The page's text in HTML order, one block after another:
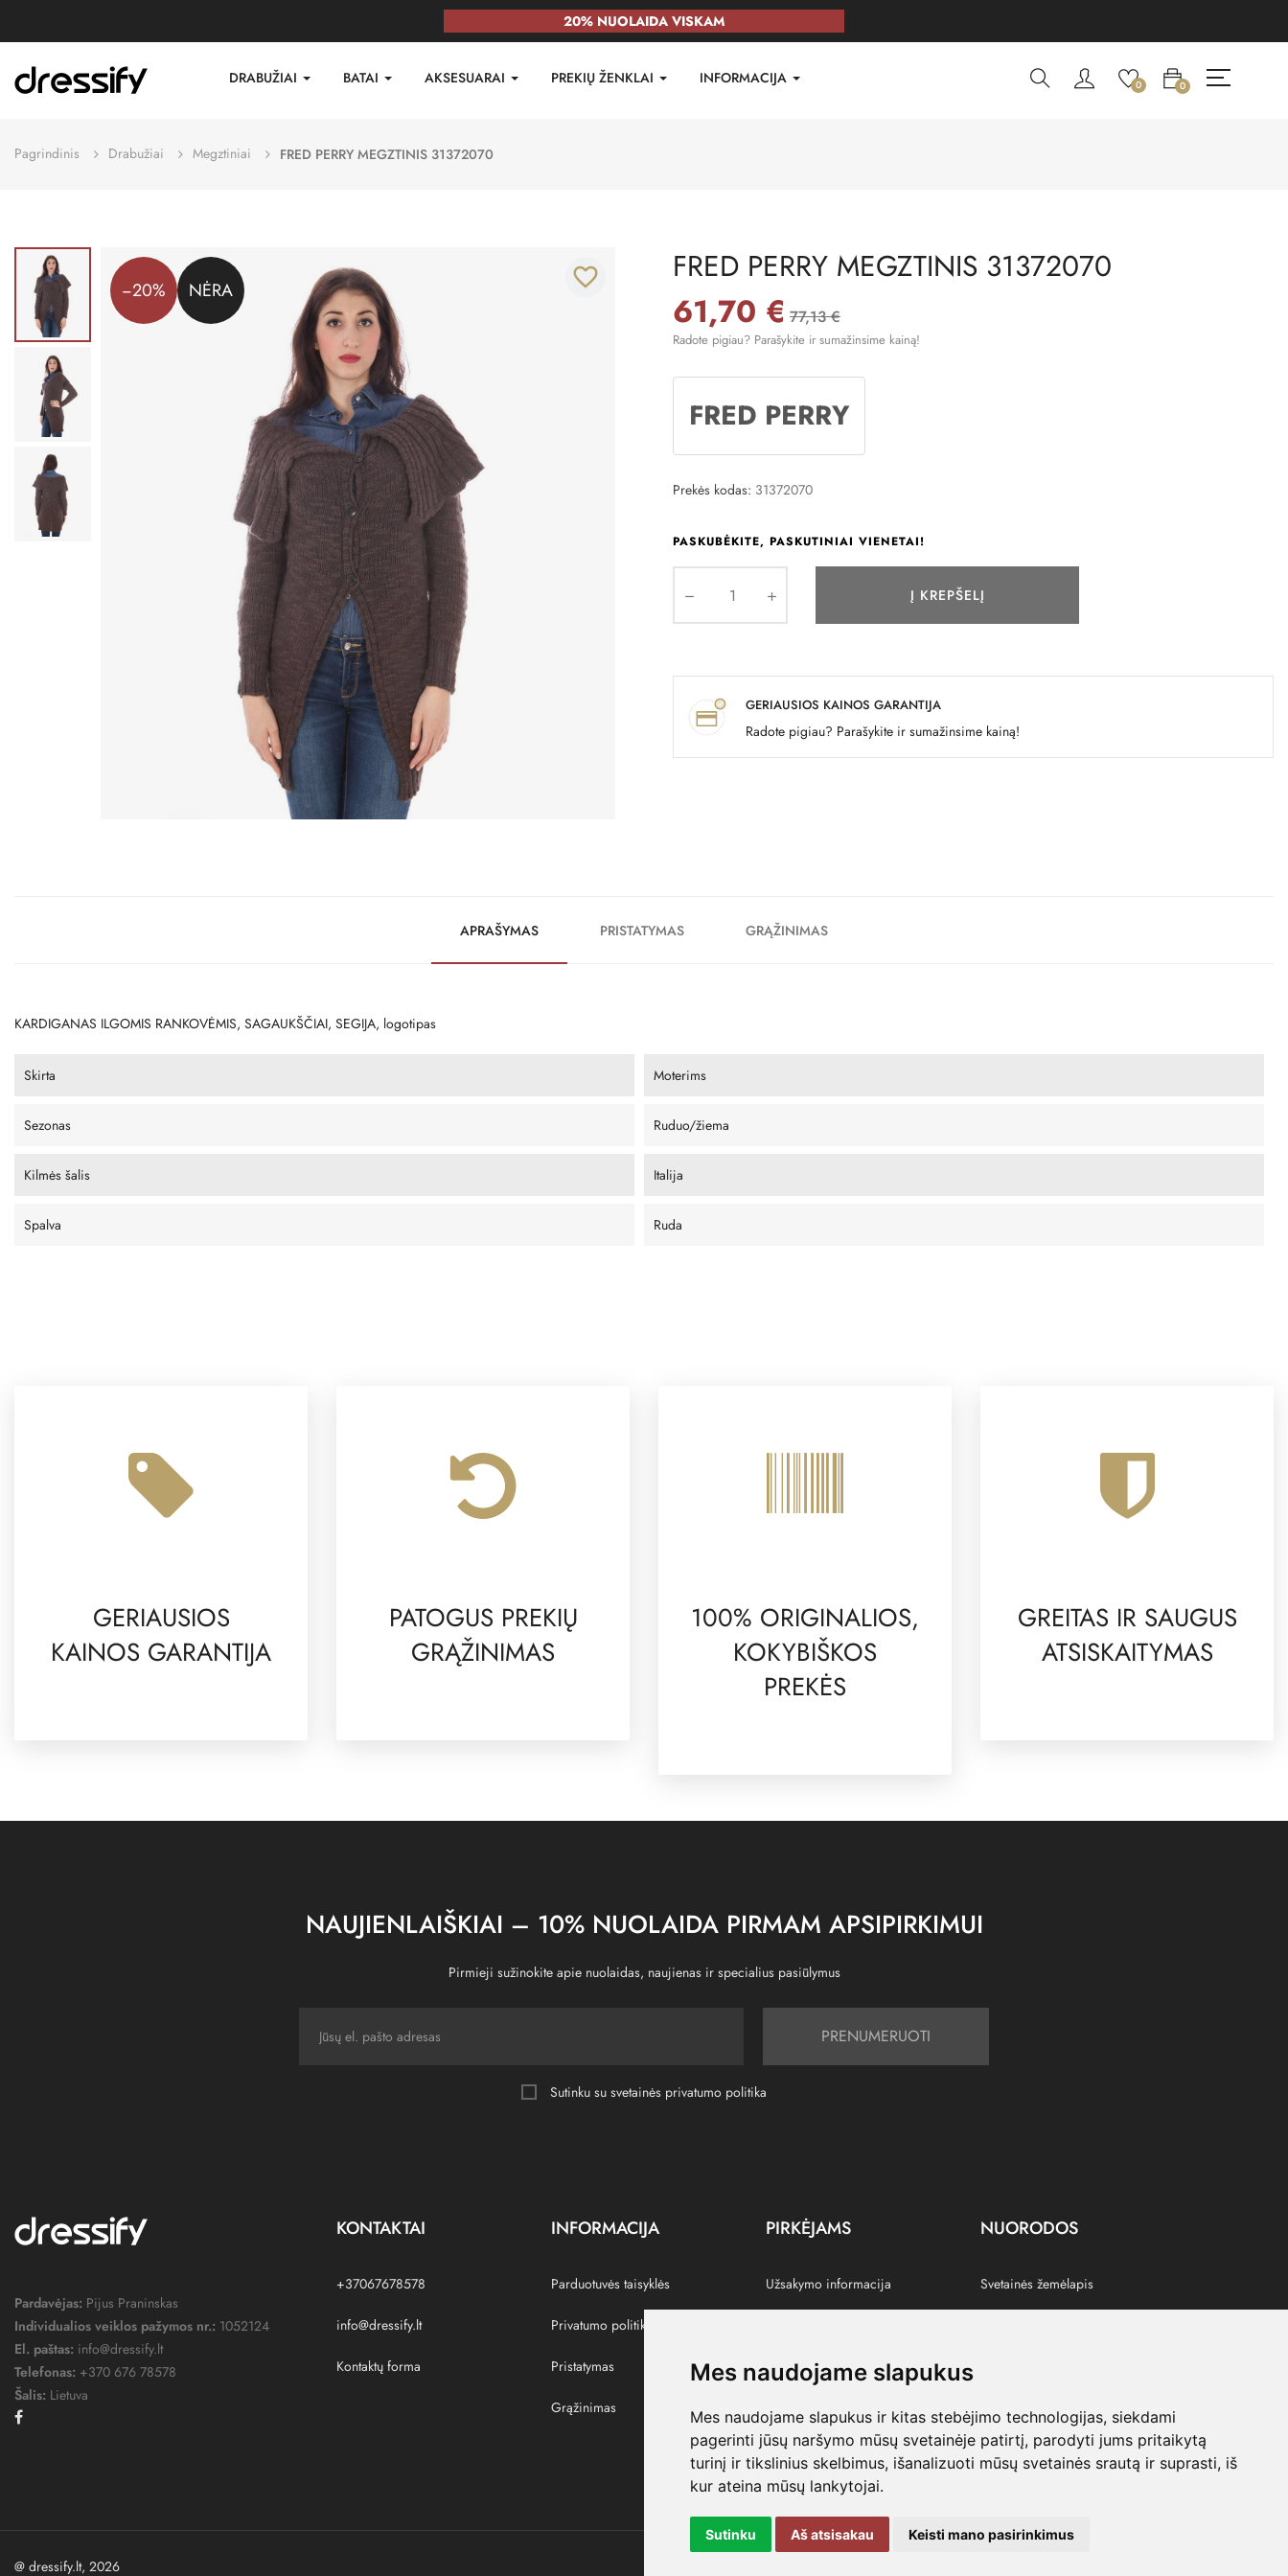
Mes naudojame slapukus
Mes naudojame slapukus ir kitas stebėjimo technologijas, siekdami
pagerinti jūsų naršymo mūsų svetainėje patirtį, parodyti jums pritaikytą
turinį ir tikslinius skelbimus, išanalizuoti mūsų svetainės srautą ir suprasti, iš
kur ateina mūsų lankytojai.
Sutinku Aš atsisakau Keisti mano pasirinkimus
20% NUOLAIDA VISKAM
DRABUŽIAI BATAI AKSESUARAI PREKIŲ ŽENKLAI INFORMACIJA 0 0
Pagrindinis Drabužiai Megztiniai FRED PERRY MEGZTINIS 31372070
−20% NĖRA favorite_border FRED PERRY MEGZTINIS 31372070
61,70 € 77,13 €
Radote pigiau? Parašykite ir sumažinsime kainą!
FRED PERRY
Prekės kodas: 31372070
PASKUBĖKITE, PASKUTINIAI VIENETAI!
Į KREPŠELĮ
GERIAUSIOS KAINOS GARANTIJA
Radote pigiau? Parašykite ir sumažinsime kainą!
APRAŠYMAS PRISTATYMAS GRĄŽINIMAS
KARDIGANAS ILGOMIS RANKOVĖMIS, SAGAUKŠČIAI, SEGIJA, logotipas
Skirta Moterims
Sezonas Ruduo/žiema
Kilmės šalis Italija
Spalva Ruda
GERIAUSIOS
KAINOS GARANTIJA
PATOGUS PREKIŲ
GRĄŽINIMAS
100% ORIGINALIOS,
KOKYBIŠKOS
PREKĖS
GREITAS IR SAUGUS
ATSISKAITYMAS
NAUJIENLAIŠKIAI – 10% NUOLAIDA PIRMAM APSIPIRKIMUI
Pirmieji sužinokite apie nuolaidas, naujienas ir specialius pasiūlymus
PRENUMERUOTI
Sutinku su svetainės privatumo politika
Pardavėjas: Pijus Praninskas
Individualios veiklos pažymos nr.: 1052124
El. paštas: info@dressify.lt
Telefonas: +370 676 78578
Šalis: Lietuva
KONTAKTAI
+37067678578
info@dressify.lt
Kontaktų forma
INFORMACIJA
Parduotuvės taisyklės
Privatumo politika
Pristatymas
Grąžinimas
PIRKĖJAMS
Užsakymo informacija
Paskyra
Pamėgtos prekės
NUORODOS
Svetainės žemėlapis
@ dressify.lt, 2026